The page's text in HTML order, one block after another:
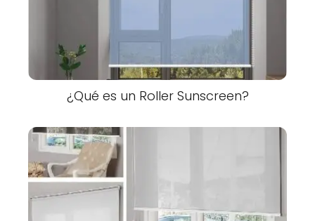
¿Qué es un Roller Sunscreen?